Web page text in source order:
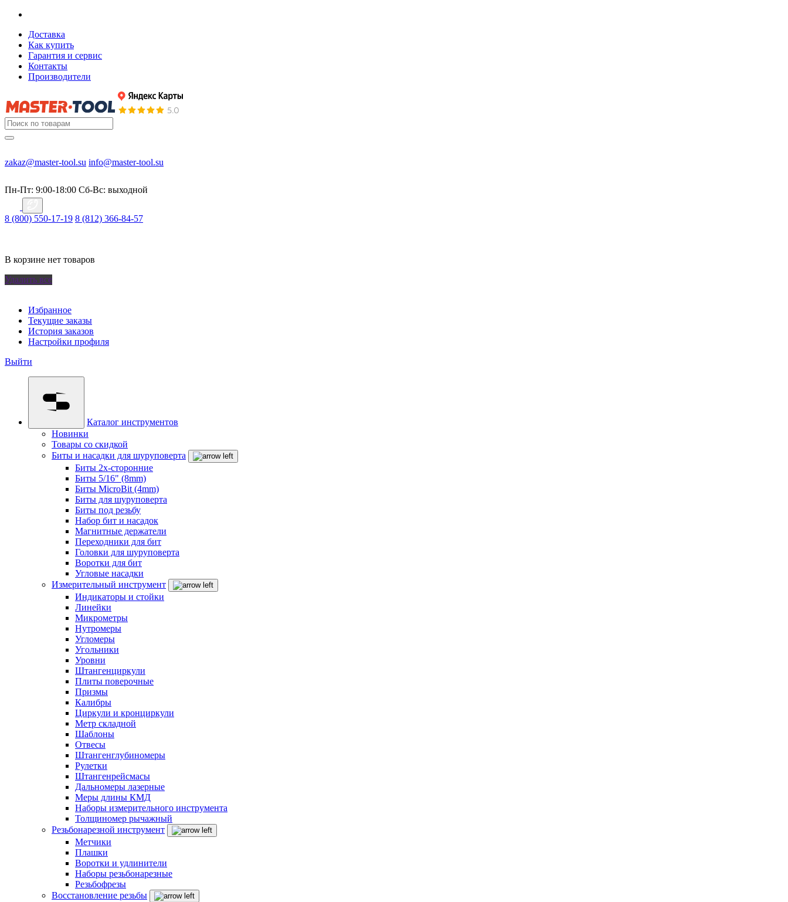
Доставка
Как купить
Гарантия и сервис
Контакты
Производители
zakaz@master-tool.su info@master-tool.su
Пн-Пт: 9:00-18:00 Cб-Вс: выходной
8 (800) 550-17-19 8 (812) 366-84-57
В корзине нет товаров
Удалить все
Избранное
Текущие заказы
История заказов
Настройки профиля
Выйти
Каталог инструментов
Новинки
Товары со скидкой
Биты и насадки для шуруповерта
Биты 2х-сторонние
Биты 5/16" (8mm)
Биты MicroBit (4mm)
Биты для шуруповерта
Биты под резьбу
Набор бит и насадок
Магнитные держатели
Переходники для бит
Головки для шуруповерта
Воротки для бит
Угловые насадки
Измерительный инструмент
Индикаторы и стойки
Линейки
Микрометры
Нутромеры
Угломеры
Угольники
Уровни
Штангенциркули
Плиты поверочные
Призмы
Калибры
Циркули и кронциркули
Метр складной
Шаблоны
Отвесы
Штангенглубиномеры
Рулетки
Штангенрейсмасы
Дальномеры лазерные
Меры длины КМД
Наборы измерительного инструмента
Толщиномер рычажный
Резьбонарезной инструмент
Метчики
Плашки
Воротки и удлинители
Наборы резьбонарезные
Резьбофрезы
Восстановление резьбы